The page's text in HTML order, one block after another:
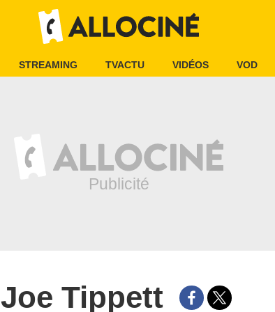
STREAMING TVACTU VIDÉOS VOD
Joe Tippett